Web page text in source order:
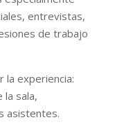
entrevistas,
de trabajo
la experiencia:
la sala,
asistentes.